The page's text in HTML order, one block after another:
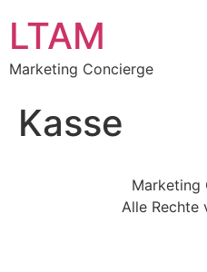
LTAM
Marketing Concierge
Kasse
Marketing
Alle Rechte